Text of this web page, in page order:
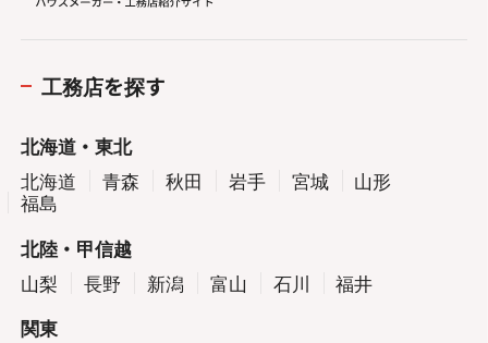
工務店を探す
北海道・東北
北海道
青森 秋田 岩手 宮城
山形
福島
北陸・甲信越
山梨
長野 新潟 富山 石川
福井
関東